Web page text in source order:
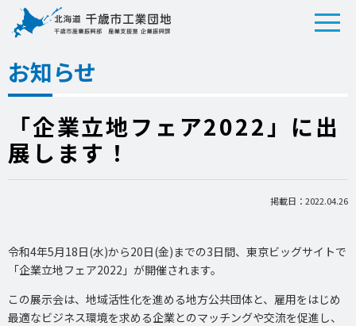
お知らせ
「企業立地フェア2022」に出
展します！
掲載日：2022.04.26
令和4年5月18日(水)から20日(金)までの3日間、東京ビッグサイトで
「企業立地フェア2022」が開催されます。
この展示会は、地域活性化を進める地方公共団体と、雇用をはじめ
最適なビジネス環境を求める企業とのマッチングや交流を促進し、